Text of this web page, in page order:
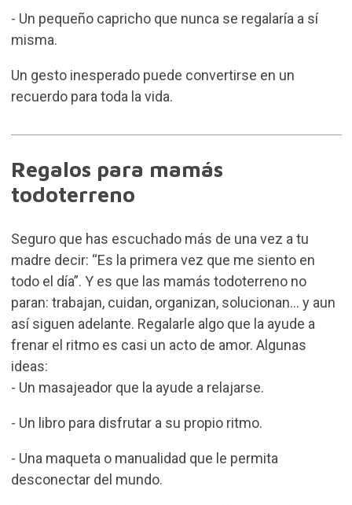
- Un pequeño capricho que nunca se regalaría a sí
misma.
Un gesto inesperado puede convertirse en un
recuerdo para toda la vida.
Regalos para mamás
todoterreno
Seguro que has escuchado más de una vez a tu
madre decir: “Es la primera vez que me siento en
todo el día”. Y es que las mamás todoterreno no
paran: trabajan, cuidan, organizan, solucionan… y aun
así siguen adelante. Regalarle algo que la ayude a
frenar el ritmo es casi un acto de amor. Algunas
ideas:
- Un masajeador que la ayude a relajarse.
- Un libro para disfrutar a su propio ritmo.
- Una maqueta o manualidad que le permita
desconectar del mundo.